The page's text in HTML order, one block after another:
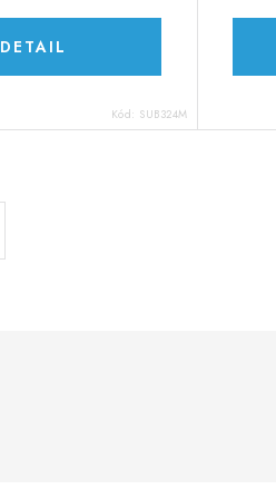
DETAIL
Kód: SUB324M